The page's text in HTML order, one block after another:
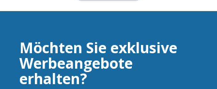
Möchten Sie exklusive
Werbeangebote
erhalten?